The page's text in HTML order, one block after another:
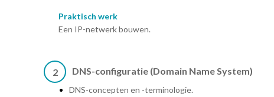
Praktisch werk
Een IP-netwerk bouwen.
2 DNS-configuratie (Domain Name System)
DNS-concepten en -terminologie.